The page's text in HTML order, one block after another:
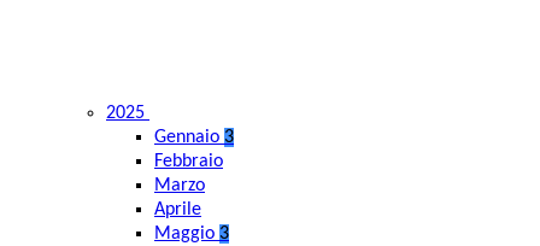
2025
Gennaio 3
Febbraio
Marzo
Aprile
Maggio 3